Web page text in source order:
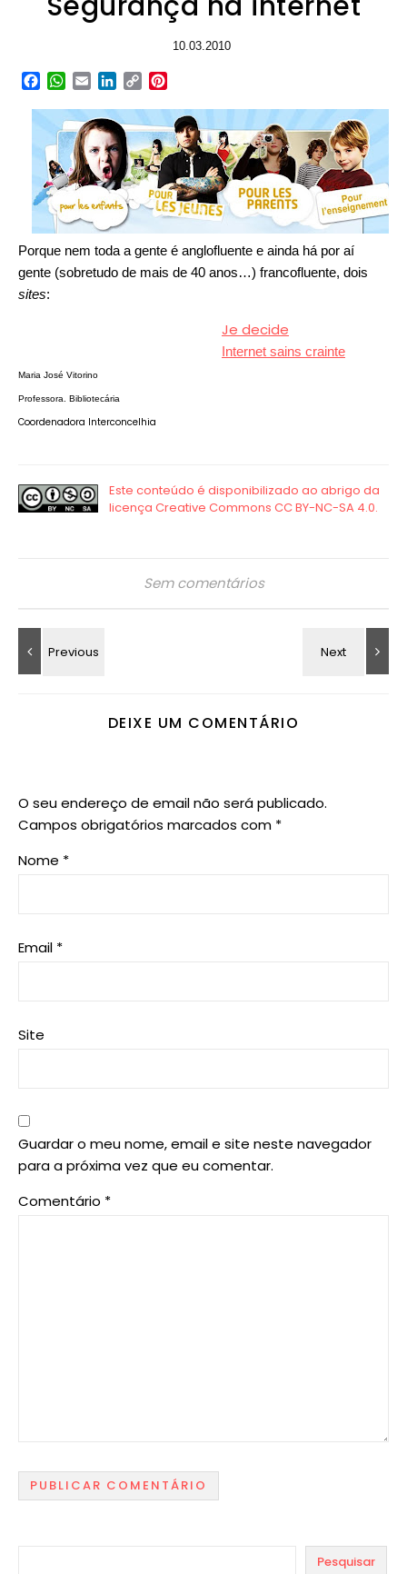
10.03.2010
Facebook
WhatsApp
EmailLinkedIn
Copy
Porque nem toda a gente é anglofluente e ainda há por aí
gente (sobretudo de mais de 40 anos…) francofluente, dois
sites:
Je decide
Internet sains crainte
Maria José Vitorino
Professora. Bibliotecária
Coordenadora Interconcelhia
Sem comentários
DEIXE UM COMENTÁRIO
O seu endereço de email não será publicado.
Campos obrigatórios marcados com *
Nome *
Email *
Site
Guardar o meu nome, email e site neste navegador
para a próxima vez que eu comentar.
Comentário *
Pesquisar